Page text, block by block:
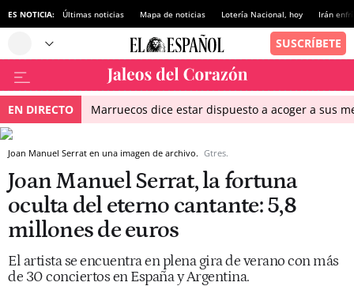
ES NOTICIA: Últimas noticias Mapa de noticias Lotería Nacional, hoy Irán
EN DIRECTO Marruecos dice estar dispuesto a acoger a sus
Joan Manuel Serrat en una imagen de archivo. Gtres.
Joan Manuel Serrat, la fortuna
oculta del eterno cantante: 5,8
millones de euros
El artista se encuentra en plena gira de verano con más
de 30 conciertos en España y Argentina.